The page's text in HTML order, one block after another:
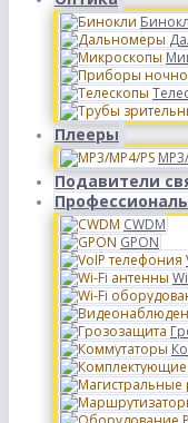
Плееры
Подавители
CWDM
GPON